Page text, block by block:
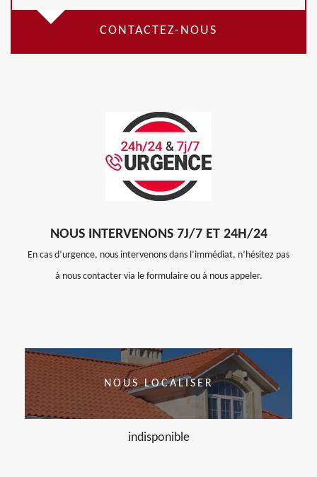
CONTACTEZ-NOUS
NOUS INTERVENONS 7J/7 ET 24H/24
En cas d’urgence, nous intervenons dans l’immédiat, n’hésitez pas
à nous contacter via le formulaire ou à nous appeler.
NOUS LOCALISER
indisponible